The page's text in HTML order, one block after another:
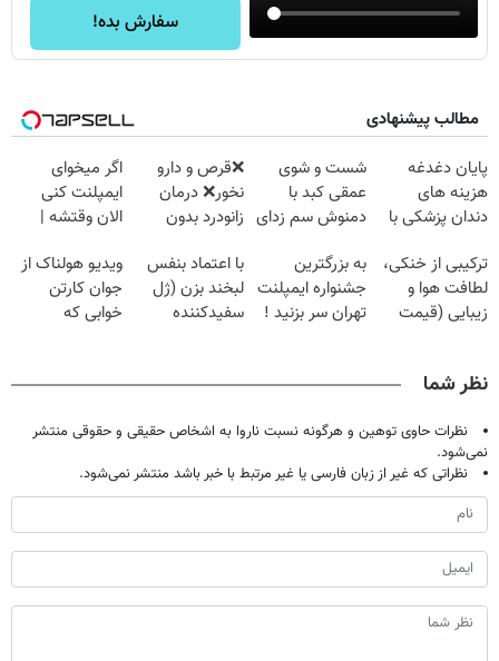
سفارش بده!
مطالب پیشنهادی
پایان دغدغه
هزینه های
دندان پزشکی با
خانگی
شست و شوی
عمقی کبد با
دمنوش سم زدای
❌قرص‌ و دارو
نخور❌ درمان
زانودرد بدون
اگر میخوای
ایمپلنت کنی
الان وقتشه |
میلیون تومان!!!
ترکیبی از خنکی،
لطافت هوا و
زیبایی (قیمت
به بزرگترین
جشنواره ایمپلنت
تهران سر بزنید !
با اعتماد بنفس
لبخند بزن (ژل
سفیدکننده
ویدیو هولناک از
جوان کارتن
خوابی که
نظر شما
نظرات حاوی توهین و هرگونه نسبت ناروا به اشخاص حقیقی و حقوقی منتشر
نمی‌شود.
نظراتی که غیر از زبان فارسی یا غیر مرتبط با خبر باشد منتشر نمی‌شود.